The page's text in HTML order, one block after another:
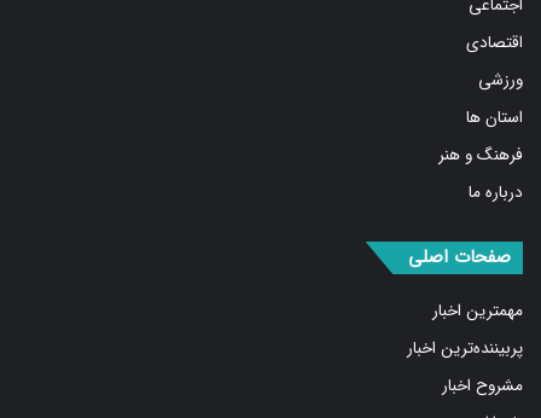
اقتصادی
ورزشی
استان ها
فرهنگ و هنر
درباره ما
مهمترین اخبار
پربیننده‌ترین اخبار
مشروح اخبار
یادداشت